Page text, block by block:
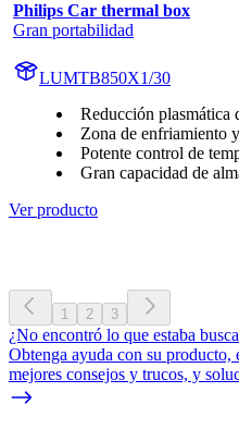
Philips Car thermal box
Gran portabilidad
LUMTB850X1/30
Reducción plasmática
Zona de enfriamiento
Potente control de
Gran capacidad de
Ver producto
1 2 3
¿No encontró lo que estaba
Obtenga ayuda con su producto,
mejores consejos y trucos, y